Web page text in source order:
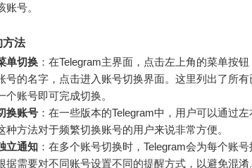
账号。
方法
单切换 ：在Telegram主界面，点击左上角的菜单按
号的名字，点击进入账号切换界面。这里列出了所
个账号即可完成切换。
换账号 ：在一些版本的Telegram中，用户可以通过
种方法对于频繁切换账号的用户来说非常方便。
立通知 ：在多个账号切换时，Telegram会为每个账
据需要对不同账号设置不同的提醒方式，以避免混淆